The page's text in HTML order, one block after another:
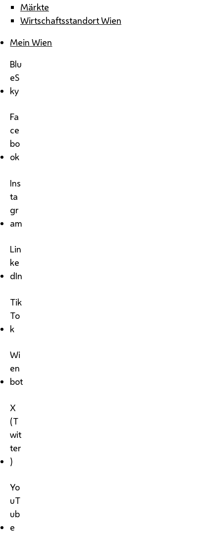
Märkte
Wirtschaftsstandort Wien
Mein Wien
Blu
eS
ky
Fa
ce
bo
ok
Ins
ta
gr
am
Lin
ke
dIn
Tik
To
k
Wi
en
bot
X
(T
wit
ter
)
Yo
uT
ub
e